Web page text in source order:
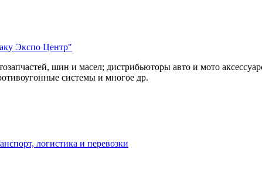
Экспо Центр"
шин и масел; дистрибьюторы авто и мото
системы и многое др.
логистика и перевозки